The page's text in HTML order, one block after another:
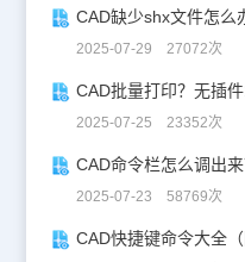
2025-07-29 27072次
2025-07-25 23352次
2025-07-23 58769次